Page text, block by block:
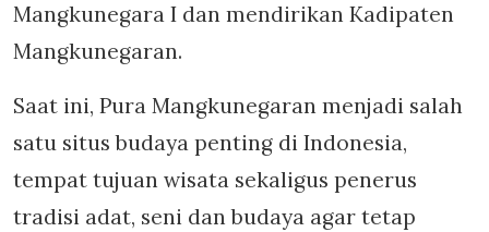
Mangkunegara I dan mendirikan Kadipaten
Mangkunegaran.
Saat ini, Pura Mangkunegaran menjadi salah
satu situs budaya penting di Indonesia,
tempat tujuan wisata sekaligus penerus
tradisi adat, seni dan budaya agar tetap